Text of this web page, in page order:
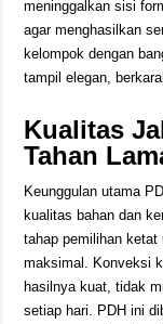
meninggalkan sisi
agar menghasilkan
kelompok dengan
tampil elegan,
Kualitas
Tahan
Keunggulan utama
kualitas bahan dan
tahap pemilihan
maksimal. Konveksi
hasilnya kuat, tidak
setiap hari. PDH ini